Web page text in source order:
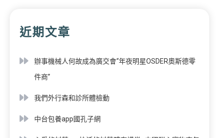
近期文章
辦事機械人何故成為廣交會“年夜明星OSDER奧斯德零
件商”
我們外行森和診所體檢動
中台包養app國孔子網